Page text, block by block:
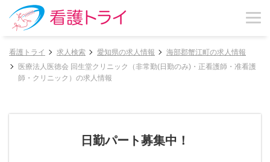
看護トライ 求人検索 愛知県の求人情報
海部郡蟹江町の求人情報
医療法人医徳会 回生堂クリニック（非常勤(日勤のみ)・正看護師・准看護
師・クリニック）の求人情報
日勤パート募集中！